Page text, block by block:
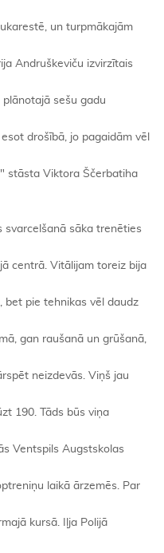
un turpmākajām
Andruškeviču izvirzītais
plānotajā sešu gadu
drošībā, jo pagaidām vēl
stāsta Viktora Ščerbatiha
svarcelšanā sāka trenēties
centrā. Vitālijam toreiz bija
bet pie tehnikas vēl daudz
gan raušanā un grūšanā,
neizdevās. Viņš jau
190. Tāds būs viņa
Ventspils Augstskolas
laikā ārzemēs. Par
kursā. Iļja Polijā